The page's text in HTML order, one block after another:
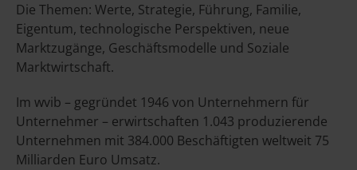
Die Themen: Werte, Strategie, Führung, Familie,
Eigentum, technologische Perspektiven, neue
Marktzugänge, Geschäftsmodelle und Soziale
Marktwirtschaft.
Im wvib – gegründet 1946 von Unternehmern für
Unternehmer – erwirtschaften 1.043 produzierende
Unternehmen mit 384.000 Beschäftigten weltweit 75
Milliarden Euro Umsatz.